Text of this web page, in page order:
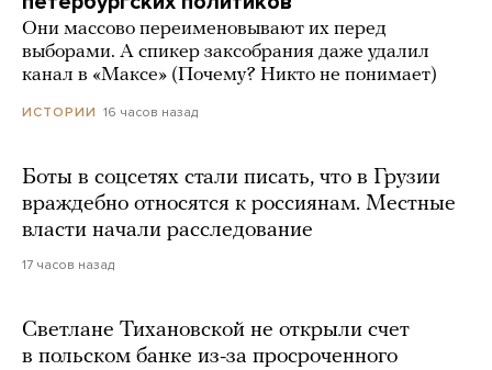
Они массово переименовывают их перед
выборами. А спикер заксобрания даже удалил
канал в «Максе» (Почему? Никто не понимает)
ИСТОРИИ 16 часов назад
Боты в соцсетях стали писать, что в Грузии
враждебно относятся к россиянам. Местные
власти начали расследование
17 часов назад
Светлане Тихановской не открыли счет
в польском банке из-за просроченного